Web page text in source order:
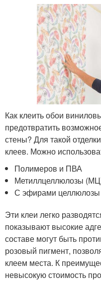
Как клеить обои
предотвратить
стены? Для такой
клеев. Можно
Полимеров и ПВА
Метиллцеллюлозы
С эфирами целлюлозы
Эти клеи легко
показывают высокие
составе могут быть
розовый пигмент,
клеем места. К
невысокую стоимость